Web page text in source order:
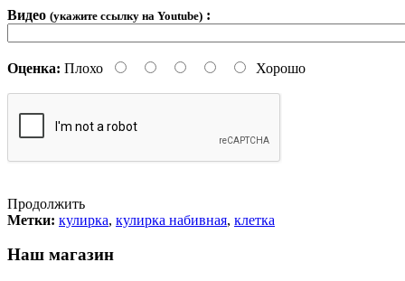
Видео (укажите ссылку на Youtube) :
Оценка: Плохо Хорошо
Продолжить
Метки: кулирка, кулирка набивная, клетка
Наш магазин